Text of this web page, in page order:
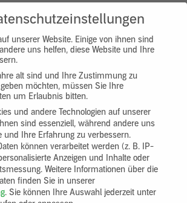
unserer Website. Einige von ihnen sind
uns helfen, diese Website und Ihre
alt sind und Ihre Zustimmung zu
möchten, müssen Sie Ihre
um Erlaubnis bitten.
und andere Technologien auf unserer
sind essenziell, während andere uns
und Ihre Erfahrung zu verbessern.
können verarbeitet werden (z. B. IP-
Anzeigen und Inhalte oder
Weitere Informationen über die
finden Sie in unserer
. Sie können Ihre Auswahl jederzeit unter